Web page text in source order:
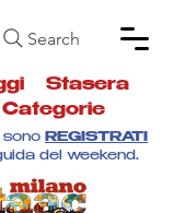
Search
Stasera
Categorie
REGISTRATI
del weekend.